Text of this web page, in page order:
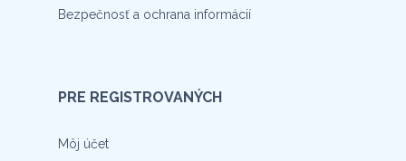
Bezpečnosť a ochrana informácií
PRE REGISTROVANÝCH
Môj účet